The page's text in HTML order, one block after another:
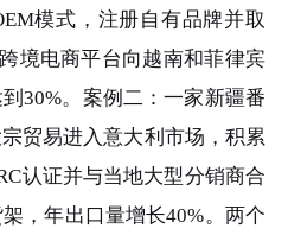
模式，注册自有品牌并取
境电商平台向越南和菲律宾
30%。案例二：一家新疆番
贸易进入意大利市场，积累
认证并与当地大型分销商合
，年出口量增长40%。两个